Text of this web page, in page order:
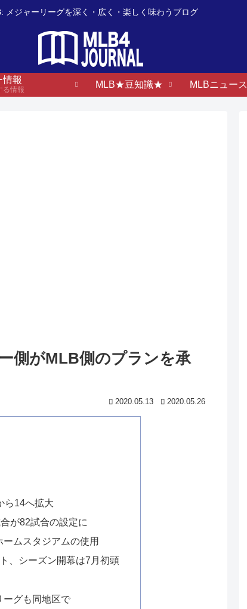
メジャーリーグを深く・広く・楽しく味わうブログ
情報
る情報
MLB★豆知識★ MLBニュース
側がMLB側のプランを承
2020.05.13 2020.05.26
ら14へ拡大
が82試合の設定に
ムスタジアムの使用
、シーズン開幕は7月初頭
ーグも同地区で